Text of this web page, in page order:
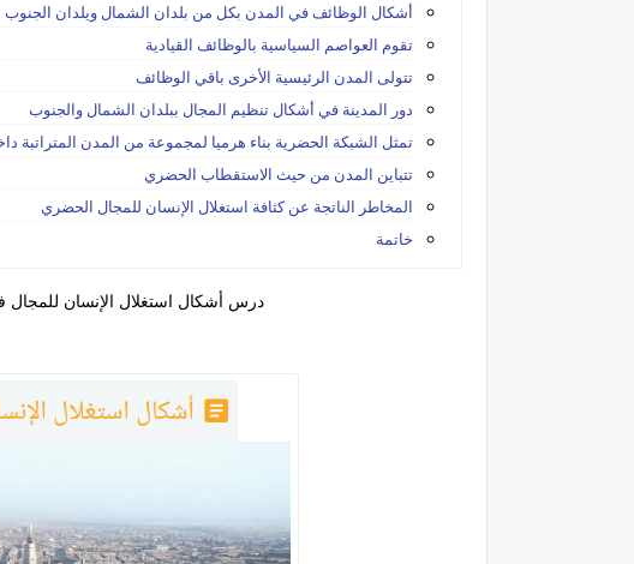
أشكال الوظائف في المدن بكل من بلدان الشمال ويلدان الجنوب
تقوم العواصم السياسية بالوظائف القيادية
تتولى المدن الرئيسية الأخرى باقي الوظائف
دور المدينة في أشكال تنظيم المجال ببلدان الشمال والجنوب
تمثل الشبكة الحضرية بناء هرميا لمجموعة من المدن المتراتبة
تتباين المدن من حيث الاستقطاب الحضري
المخاطر الناتجة عن كثافة استغلال الإنسان للمجال الحضري
خاتمة
درس أشكال استغلال الإنسان